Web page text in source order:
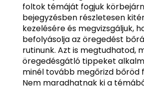
foltok témáját fogjuk
bejegyzésben részletesen
kezelésére és megvizsgáljuk,
befolyásolja az öregedést
rutinunk. Azt is megtudhatod,
öregedésgátló tippeket
minél tovább megőrizd bőröd
Nem maradhatnak ki a